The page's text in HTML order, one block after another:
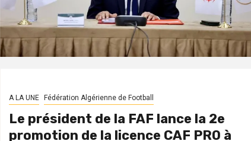
A LA UNE Fédération Algérienne de Football
Le président de la FAF lance la 2e
promotion de la licence CAF PRO à